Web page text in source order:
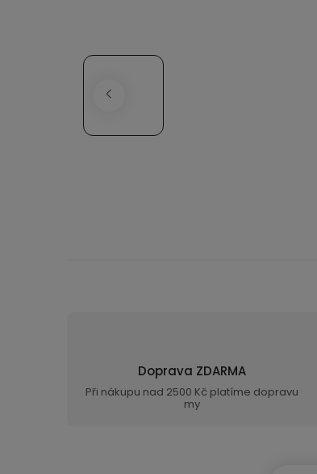
Doprava ZDARMA
Při nákupu nad 2500 Kč platíme dopravu
my